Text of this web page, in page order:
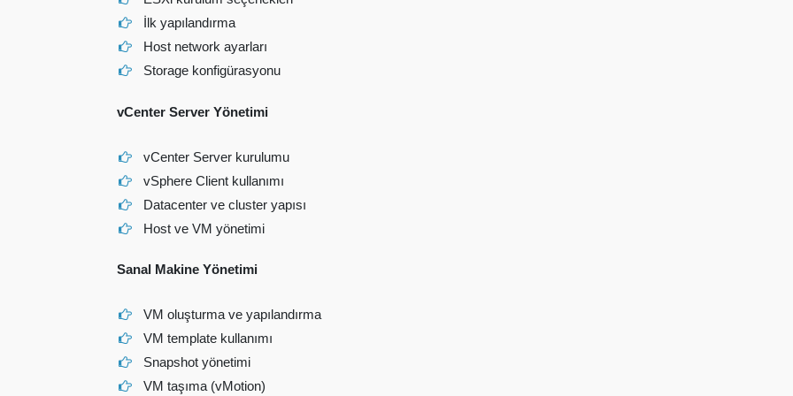
İlk yapılandırma
Host network ayarları
Storage konfigürasyonu
vCenter Server Yönetimi
vCenter Server kurulumu
vSphere Client kullanımı
Datacenter ve cluster yapısı
Host ve VM yönetimi
Sanal Makine Yönetimi
VM oluşturma ve yapılandırma
VM template kullanımı
Snapshot yönetimi
VM taşıma (vMotion)